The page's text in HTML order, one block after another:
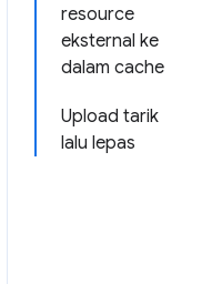
resource
eksternal ke
dalam cache
Upload tarik
lalu lepas